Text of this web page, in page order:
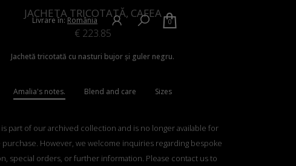
Livrare în:România 0
JACHETA TRICOTATĂ, CAFEA
€223.85
Jachetă tricotată cu nasturi bujor și guler negru.
Amalia's notes. Blend and care Sizes
part of our archived collection and is no longer available for
purchase. However, we welcome inquiries regarding bespoke
special orders, or further information. Please contact us to